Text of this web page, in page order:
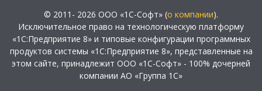
© 2011- 2026 ООО «1С-Софт» (о компании).
Исключительное право на технологическую платформу
«1С:Предприятие 8» и типовые конфигурации программных
продуктов системы «1С:Предприятие 8», представленные на
этом сайте, принадлежит ООО «1С-Софт» - 100% дочерней
компании АО «Группа 1С»